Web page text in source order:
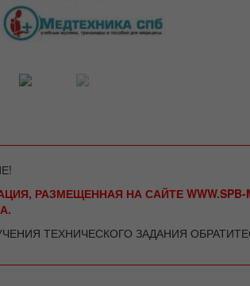
РАЗМЕЩЕННАЯ НА САЙТЕ
ТЕХНИЧЕСКОГО ЗАДАНИЯ